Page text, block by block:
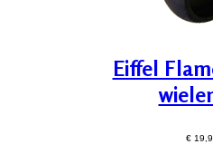
Eiffel
€